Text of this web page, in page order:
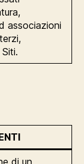
associazioni
di un